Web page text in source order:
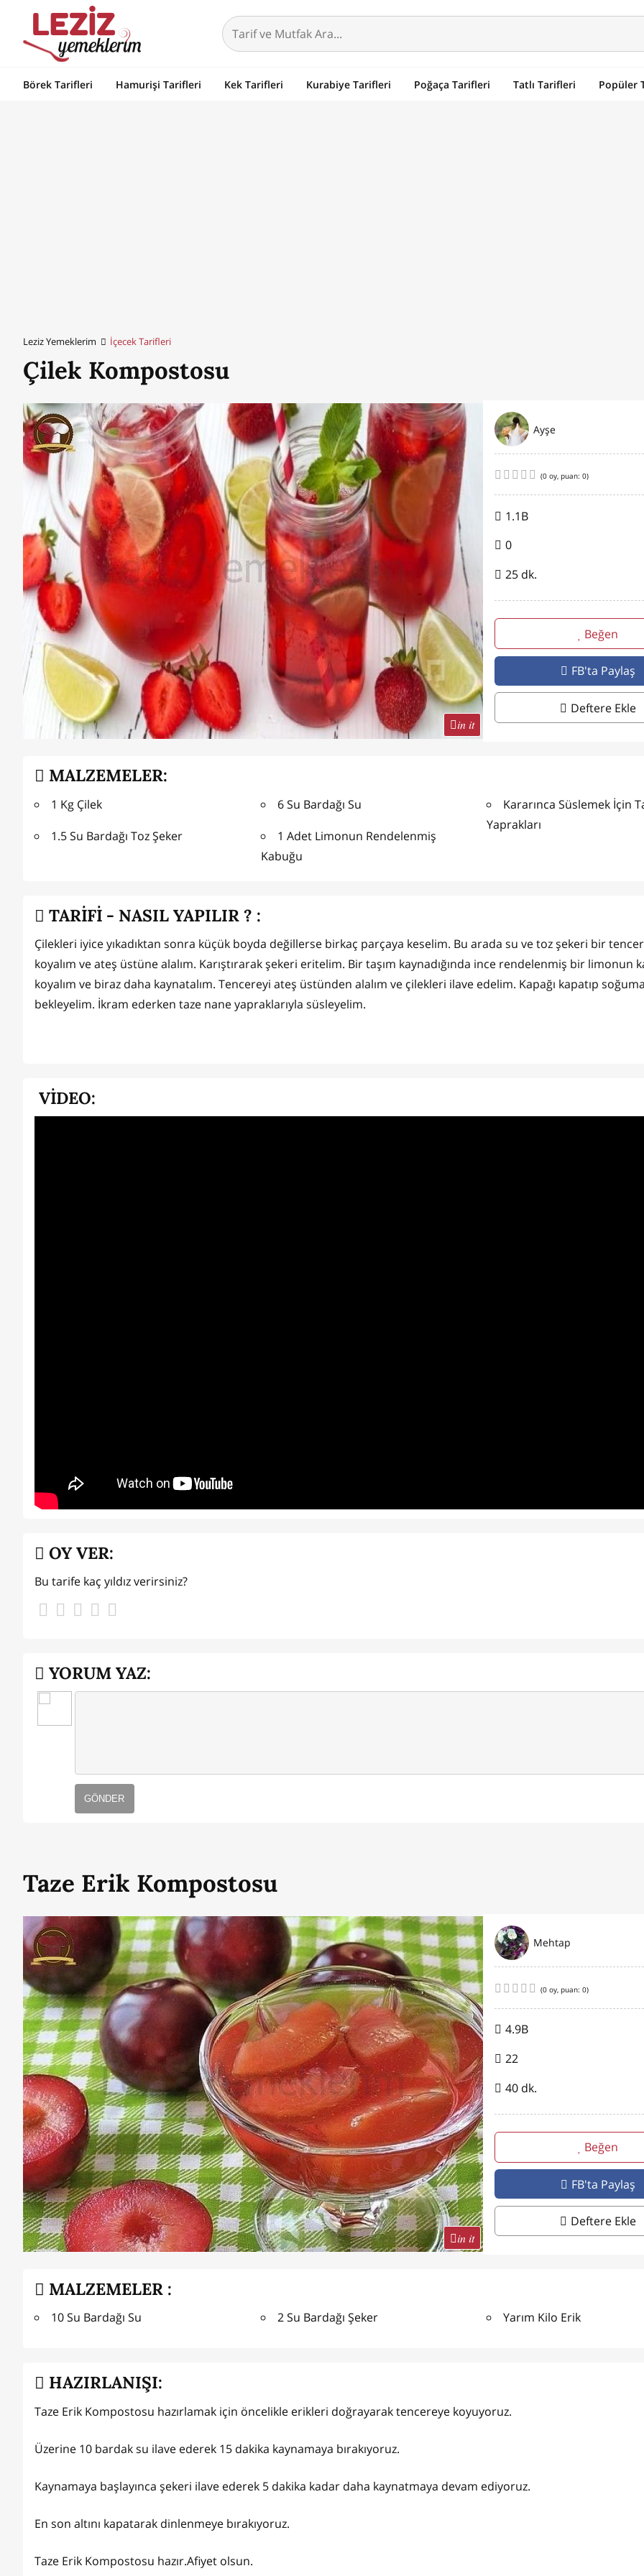
Börek Tarifleri Hamurişi Tarifleri Kek Tarifleri Kurabiye Tarifleri Poğaça Tarifleri Tatlı Tarifleri Popüler
Leziz Yemeklerim İçecek Tarifleri
Çilek Kompostosu
in it
Ayşe
(0 oy, puan: 0)
1.1B
0
25 dk.
Beğen
FB'ta Paylaş
Deftere Ekle
MALZEMELER:
1 Kg Çilek
1.5 Su Bardağı Toz Şeker
6 Su Bardağı Su
1 Adet Limonun Rendelenmiş
Kabuğu
Kararınca Süslemek İçin
Yaprakları
TARİFİ - NASIL YAPILIR ? :
Çilekleri iyice yıkadıktan sonra küçük boyda değillerse birkaç parçaya keselim. Bu arada su ve toz şekeri bir
koyalım ve ateş üstüne alalım. Karıştırarak şekeri eritelim. Bir taşım kaynadığında ince rendelenmiş bir limonun
koyalım ve biraz daha kaynatalım. Tencereyi ateş üstünden alalım ve çilekleri ilave edelim. Kapağı kapatıp
bekleyelim. İkram ederken taze nane yapraklarıyla süsleyelim.
VİDEO:
OY VER:
Bu tarife kaç yıldız verirsiniz?
YORUM YAZ:
GÖNDER
Taze Erik Kompostosu
in it
Mehtap
(0 oy, puan: 0)
4.9B
22
40 dk.
Beğen
FB'ta Paylaş
Deftere Ekle
MALZEMELER :
10 Su Bardağı Su 2 Su Bardağı Şeker Yarım Kilo Erik
HAZIRLANIŞI:
Taze Erik Kompostosu hazırlamak için öncelikle erikleri doğrayarak tencereye koyuyoruz.
Üzerine 10 bardak su ilave ederek 15 dakika kaynamaya bırakıyoruz.
Kaynamaya başlayınca şekeri ilave ederek 5 dakika kadar daha kaynatmaya devam ediyoruz.
En son altını kapatarak dinlenmeye bırakıyoruz.
Taze Erik Kompostosu hazır.Afiyet olsun.